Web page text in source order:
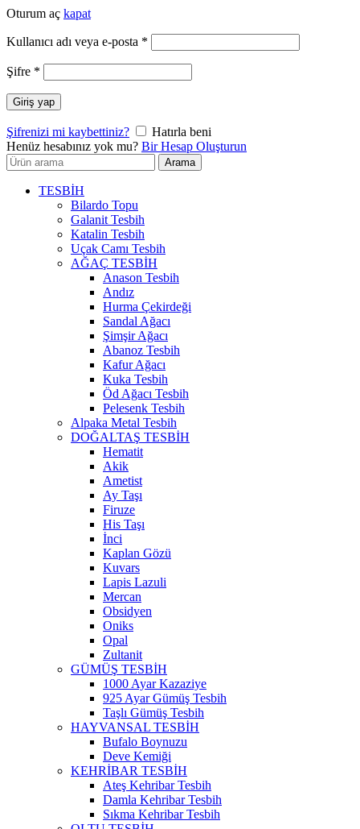
Oturum aç kapat
Kullanıcı adı veya e-posta *
Şifre *
Giriş yap
Şifrenizi mi kaybettiniz?
Hatırla beni
Henüz hesabınız yok mu? Bir Hesap Oluşturun
Arayın:
Arama
TESBİH
Bilardo Topu
Galanit Tesbih
Katalin Tesbih
Uçak Camı Tesbih
AĞAÇ TESBİH
Anason Tesbih
Andız
Hurma Çekirdeği
Sandal Ağacı
Şimşir Ağacı
Abanoz Tesbih
Kafur Ağacı
Kuka Tesbih
Öd Ağacı Tesbih
Pelesenk Tesbih
Alpaka Metal Tesbih
DOĞALTAŞ TESBİH
Hematit
Akik
Ametist
Ay Taşı
Firuze
His Taşı
İnci
Kaplan Gözü
Kuvars
Lapis Lazuli
Mercan
Obsidyen
Oniks
Opal
Zultanit
GÜMÜŞ TESBİH
1000 Ayar Kazaziye
925 Ayar Gümüş Tesbih
Taşlı Gümüş Tesbih
HAYVANSAL TESBİH
Bufalo Boynuzu
Deve Kemiği
KEHRİBAR TESBİH
Ateş Kehribar Tesbih
Damla Kehribar Tesbih
Sıkma Kehribar Tesbih